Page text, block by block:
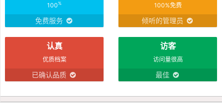
100%
免费服务
100%免费
倾听的管理员
认真
优质档案
已确认品质
访客
访问量很高
最佳